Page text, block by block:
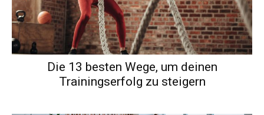
Die 13 besten Wege, um deinen
Trainingserfolg zu steigern